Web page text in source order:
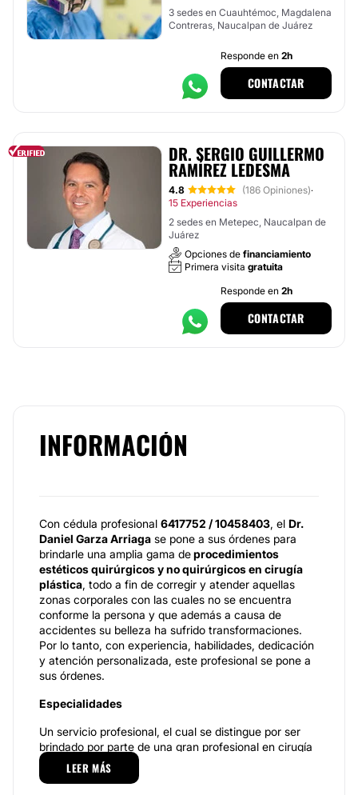
3 sedes en Cuauhtémoc, Magdalena
Contreras, Naucalpan de Juárez
Responde en 2h
CONTACTAR
DR. SERGIO GUILLERMO
RAMÍREZ LEDESMA
4.8 (186 Opiniones)·
15 Experiencias
2 sedes en Metepec, Naucalpan de
Juárez
Opciones de financiamiento
Primera visita gratuita
Responde en 2h
CONTACTAR
INFORMACIÓN
Con cédula profesional 6417752 / 10458403, el Dr.
Daniel Garza Arriaga se pone a sus órdenes para
brindarle una amplia gama deprocedimientos
estéticos quirúrgicos y no quirúrgicos en cirugía
plástica, todo a fin de corregir y atender aquellas
zonas corporales con las cuales no se encuentra
conforme la persona y que además a causa de
accidentes su belleza ha sufrido transformaciones.
Por lo tanto, con experiencia, habilidades, dedicación
y atención personalizada, este profesional se pone a
sus órdenes.
Especialidades
Un servicio profesional, el cual se distingue por ser
brindado por parte de una gran profesional en cirugía
plástica.Dr. Daniel Garza Arriaga
realizar una valoración clínica para conocer las
LEER MÁS